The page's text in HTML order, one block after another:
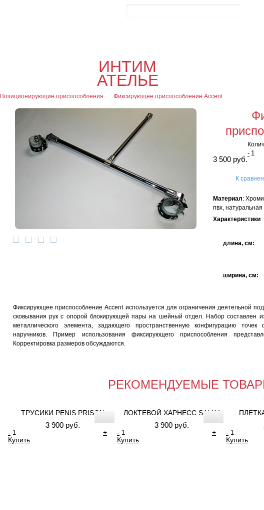
ИНТИМ
АТЕЛЬЕ
Позиционирующие приспособления Фиксирующее приспособление Accent
3 500 руб.
-
К
Материал:
пвх, натуральная
Характеристики
длина, см:
ширина, см:
Фиксирующее приспособление Accent используется для ограничения деятельной
сковывания рук с опорой блокирующей пары на шейный отдел. Набор составлен
металлического элемента, задающего пространственную конфигурацию
наручников. Пример использования фиксирующего приспособления
Корректировка размеров обсуждаются.
РЕКОМЕНДУЕМЫЕ
ТРУСИКИ PENIS PRISON
3 900 руб.
-
+
Купить
ЛОКТЕВОЙ ХАРНЕСС SALLY
3 900 руб.
-
+
Купить
-
Купить